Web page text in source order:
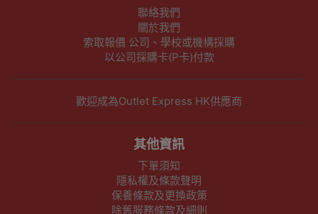
聯絡我們
關於我們
索取報價 公司、學校或機構採購
以公司採購卡(P卡)付款
歡迎成為Outlet Express HK供應商
其他資訊
下單須知
隱私權及條款聲明
保養條款及更換政策
除舊服務條款及細則